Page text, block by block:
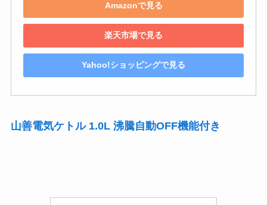
Amazonで見る
楽天市場で見る
Yahoo!ショッピングで見る
山善電気ケトル 1.0L 沸騰自動OFF機能付き